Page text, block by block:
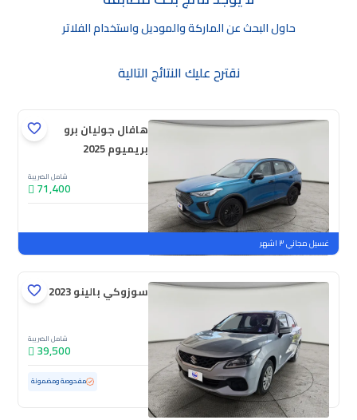
حاول البحث عن الماركة والموديل واستخدام الفلاتر
نقترح عليك النتائج التالية
هافال جوليان برو
بريميوم 2025
شامل الضريبة
71,400
جديدة
ملوحة
غسيل مجاني ٣ اشهر
سوزوكي بالينو GL 2023
شامل الضريبة
39,500
مستعملة 69,181 كم مفحوصة ومضمونة